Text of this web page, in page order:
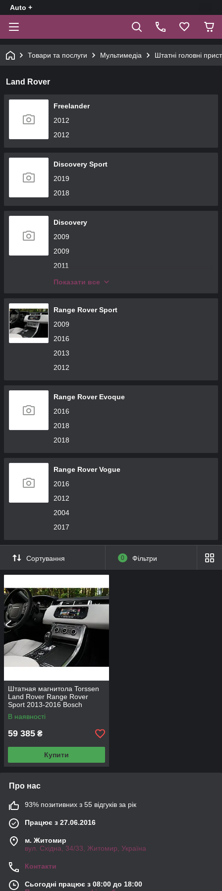
Auto +
Товари та послуги Мультимедіа Штатні головні
Land Rover
Freelander
2012
2012
Discovery Sport
2019
2018
Discovery
2009
2009
2011
2016
Показати все
Range Rover Sport
2009
2016
2013
2012
Range Rover Evoque
2016
2018
2018
Range Rover Vogue
2016
2012
2004
2017
Сортування 0 Фільтри
Штатная магнитола Torssen
Land Rover Range Rover
Sport 2013-2016 Bosch
SK10258+360
В наявності
59 385 ₴
Купити
Про нас
93% позитивних з 55 відгуків за рік
Працює з 27.06.2016
м. Житомир
вул. Східна, 34/33, Житомир, Україна
Контакти
Сьогодні працює з 08:00 до 18:00